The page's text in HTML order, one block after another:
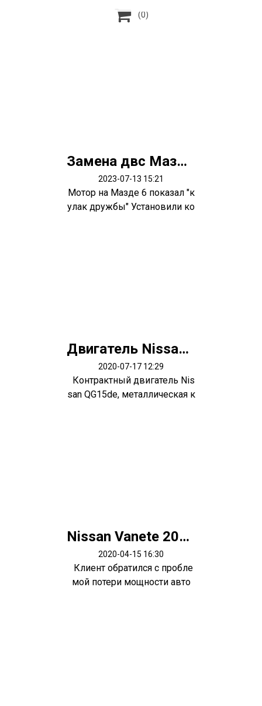
 (0)
Замена двс Мазда 6
2023-07-13 15:21
Мотор на Мазде 6 показал "к
улак дружбы" Установили ко
Двигатель Nissan QG15de
2020-07-17 12:29
Контрактный двигатель Nis
san QG15de, металлическая к
Nissan Vanete 2003 мотор R2
2020-04-15 16:30
Клиент обратился с пробле
мой потери мощности авто